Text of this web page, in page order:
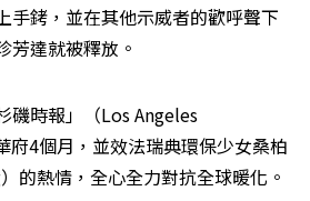
手銬，並在其他示威者的歡呼聲下
芳達就被釋放。
磯時報」（Los Angeles
府4個月，並效法瑞典環保少女桑柏
的熱情，全心全力對抗全球暖化。